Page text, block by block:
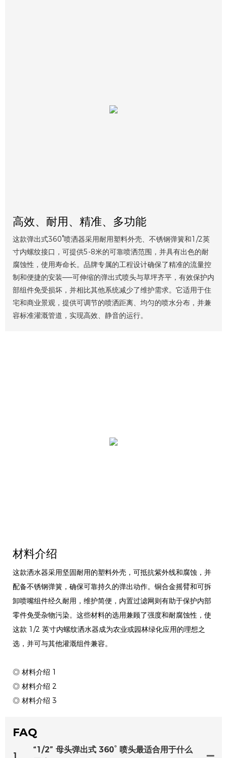
高效、耐用、精准、多功能
这款弹出式360°喷洒器采用耐用塑料外壳、不锈钢弹簧和1/2英
寸内螺纹接口，可提供5-8米的可靠喷洒范围，并具有出色的耐
腐蚀性，使用寿命长。品牌专属的工程设计确保了精准的流量控
制和便捷的安装——可伸缩的弹出式喷头与草坪齐平，有效保护内
部组件免受损坏，并相比其他系统减少了维护需求。它适用于住
宅和商业景观，提供可调节的喷洒距离、均匀的喷水分布，并兼
容标准灌溉管道，实现高效、静音的运行。
材料介绍
这款洒水器采用坚固耐用的塑料外壳，可抵抗紫外线和腐蚀，并
配备不锈钢弹簧，确保可靠持久的弹出动作。铜合金摇臂和可拆
卸喷嘴组件经久耐用，维护简便，内置过滤网则有助于保护内部
零件免受杂物污染。这些材料的选用兼顾了强度和耐腐蚀性，使
这款 1/2 英寸内螺纹洒水器成为农业或园林绿化应用的理想之
选，并可与其他灌溉组件兼容。
◎ 材料介绍 1
◎ 材料介绍 2
◎ 材料介绍 3
FAQ
1
“1/2” 母头弹出式 360° 喷头最适合用于什么